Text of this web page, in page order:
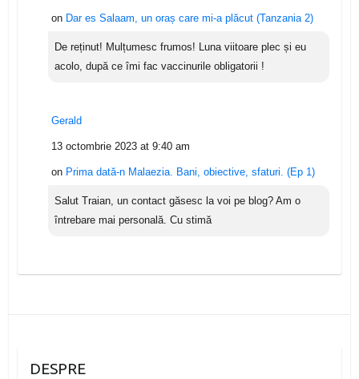
on Dar es Salaam, un oraș care mi-a plăcut (Tanzania 2)
De reținut! Mulțumesc frumos! Luna viitoare plec și eu
acolo, după ce îmi fac vaccinurile obligatorii !
Gerald
13 octombrie 2023 at 9:40 am
on Prima dată-n Malaezia. Bani, obiective, sfaturi. (Ep 1)
Salut Traian, un contact găsesc la voi pe blog? Am o
întrebare mai personală. Cu stimă
DESPRE